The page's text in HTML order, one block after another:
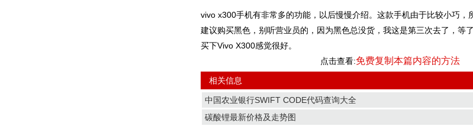
vivo x300手机有非常多的功能，以后慢慢介绍。这款手机由于比较小巧，
建议购买黑色，别听营业员的，因为黑色总没货，我这是第三次去了，等
买下Vivo X300感觉很好。
点击查看:免费复制本篇内容的方法
相关信息
中国农业银行SWIFT CODE代码查询大全
碳酸锂最新价格及走势图